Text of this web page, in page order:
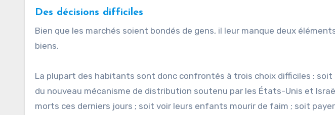
Des décisions difficiles
Bien que les marchés soient bondés de gens, il leur manque deux
biens.
La plupart des habitants sont donc confrontés à trois choix difficiles : soit
du nouveau mécanisme de distribution soutenu par les États-Unis et
morts ces derniers jours ; soit voir leurs enfants mourir de faim ; soit